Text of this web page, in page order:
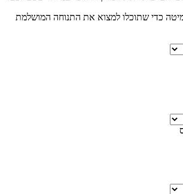
למיטה כדי שתוכלו למצוא את התנוחה המושלמת